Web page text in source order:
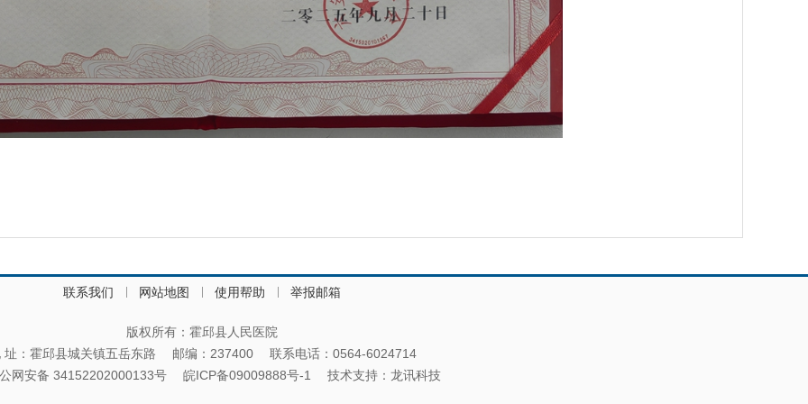
联系我们 网站地图 使用帮助 举报邮箱
版权所有：霍邱县人民医院
址：霍邱县城关镇五岳东路
邮编：237400
联系电话：0564-6024714
网安备 34152202000133号
皖ICP备09009888号-1 技术支持： 龙讯科技